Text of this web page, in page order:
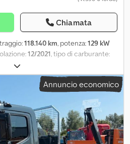
Chiamata
118.140 km, potenza:129 kW
12/2021, tipo di carburante:
7.490 kg
di emissione:Euro 6, numero di
, Equipaggiamento:aria
ribaltabile a rulli Unsinn, tipo SH-
container disponibili con
1.200,00 euro, IVA esclusa! ----*
7C18 - cassone ribaltabile a rulli *
Annuncio economico